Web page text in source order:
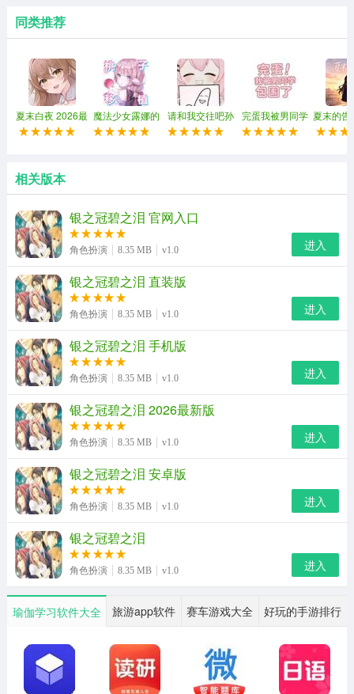
它没有走流水线式的纯爱叙事路线，而是把人性里的纠
着微妙压抑感的故事基调，让你刚进入剧情就被牢牢抓住
注意力，完全区别于市面上大多数风格同质化的恋爱作
品。
1、搭建了逻辑完整的多条独立剧情线，玩家的选择将直接
牵引故事走向变化。
2、不同分支藏有专属剧情彩蛋，大幅拉长游戏内容体量，
有效提升整体可玩性。
3、登场多位性格完全迥异的男性角色，每位都拥有独属于
自己的背景故事。
同类推荐
夏末白夜 2026最
新版
魔法少女露娜的
灾难 2026最新版
请和我交往吧孙
笑川前辈 手机版
完蛋我被男同学
包围了 Winlator
夏末的
最
相关版本
银之冠碧之泪 官网入口
角色扮演 8.35 MB v1.0 进入
银之冠碧之泪 直装版
角色扮演 8.35 MB v1.0 进入
银之冠碧之泪 手机版
角色扮演 8.35 MB v1.0 进入
银之冠碧之泪 2026最新版
角色扮演 8.35 MB v1.0 进入
银之冠碧之泪 安卓版
角色扮演 8.35 MB v1.0 进入
银之冠碧之泪
角色扮演 8.35 MB v1.0 进入
瑜伽学习软件大全 旅游app软件 赛车游戏大全 好玩的手游排行